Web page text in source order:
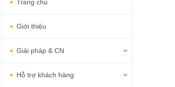
Trang chủ
Giới thiệu
Giải pháp & CN
Hỗ trợ khách hàng